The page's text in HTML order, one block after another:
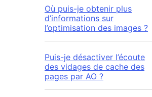
Où puis-je obtenir plus
d’informations sur
l’optimisation des images ?
Puis-je désactiver l’écoute
des vidages de cache des
pages par AO ?